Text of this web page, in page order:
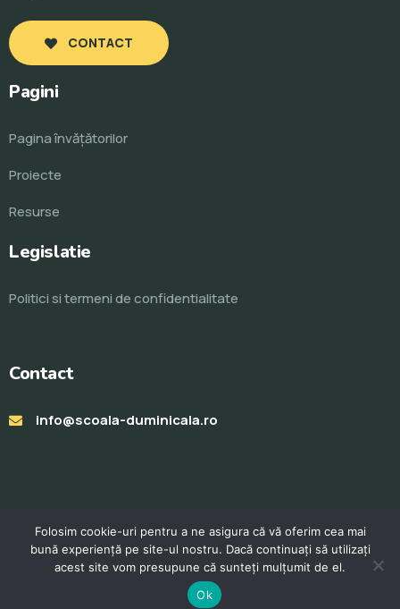
CONTACT
Pagini
Pagina învăţătorilor
Proiecte
Resurse
Legislatie
Politici si termeni de confidentialitate
Contact
info@scoala-duminicala.ro
© Toate drepturile rezervate 2023. Realizat de
Folosim cookie-uri pentru a ne asigura că vă oferim cea mai
bună experiență pe site-ul nostru. Dacă continuați să utilizați
acest site vom presupune că sunteți mulțumit de el.
Ok